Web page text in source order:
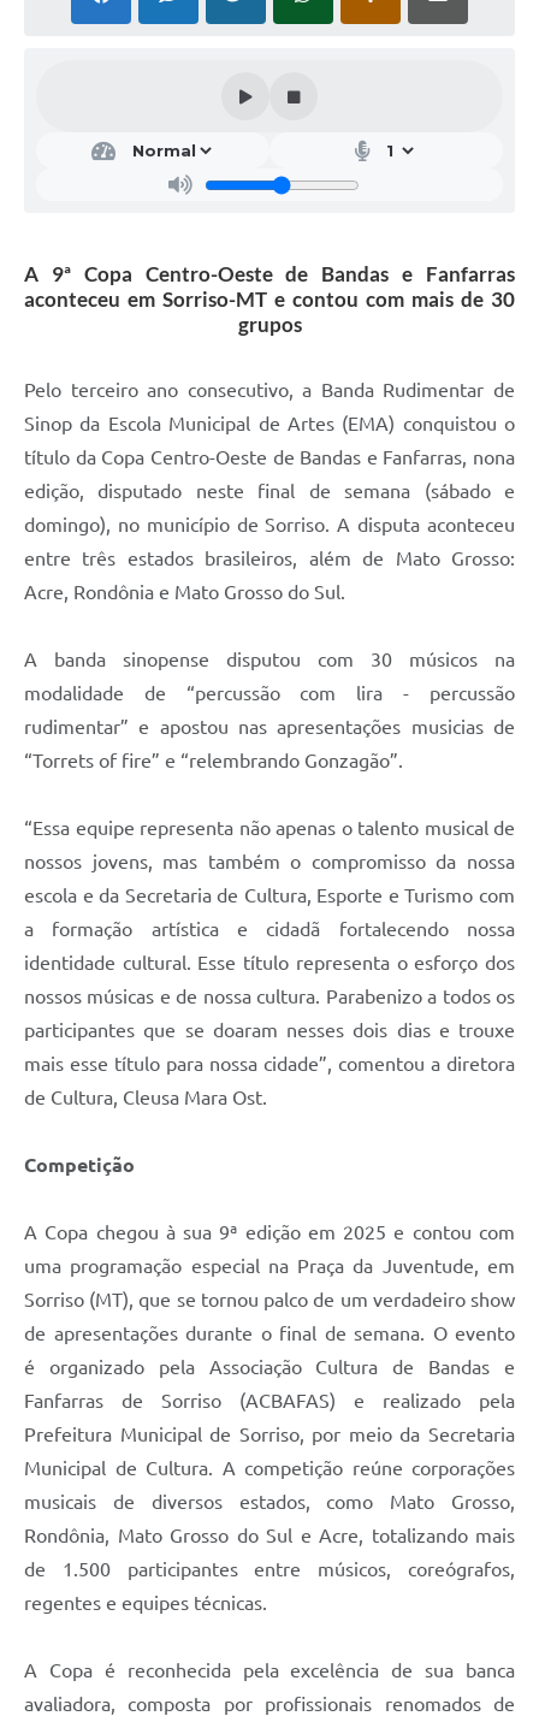
A 9ª Copa Centro-Oeste de Bandas e Fanfarras
aconteceu em Sorriso-MT e contou com mais de 30
grupos
Pelo terceiro ano consecutivo, a Banda Rudimentar de
Sinop da Escola Municipal de Artes (EMA) conquistou o
título da Copa Centro-Oeste de Bandas e Fanfarras, nona
edição, disputado neste final de semana (sábado e
domingo), no município de Sorriso. A disputa aconteceu
entre três estados brasileiros, além de Mato Grosso:
Acre, Rondônia e Mato Grosso do Sul.
A banda sinopense disputou com 30 músicos na
modalidade de “percussão com lira - percussão
rudimentar” e apostou nas apresentações musicias de
“Torrets of fire” e “relembrando Gonzagão”.
“Essa equipe representa não apenas o talento musical de
nossos jovens, mas também o compromisso da nossa
escola e da Secretaria de Cultura, Esporte e Turismo com
a formação artística e cidadã fortalecendo nossa
identidade cultural. Esse título representa o esforço dos
nossos músicas e de nossa cultura. Parabenizo a todos os
participantes que se doaram nesses dois dias e trouxe
mais esse título para nossa cidade”, comentou a diretora
de Cultura, Cleusa Mara Ost.
Competição
A Copa chegou à sua 9ª edição em 2025 e contou com
uma programação especial na Praça da Juventude, em
Sorriso (MT), que se tornou palco de um verdadeiro show
de apresentações durante o final de semana. O evento
é organizado pela Associação Cultura de Bandas e
Fanfarras de Sorriso (ACBAFAS) e realizado pela
Prefeitura Municipal de Sorriso, por meio da Secretaria
Municipal de Cultura. A competição reúne corporações
musicais de diversos estados, como Mato Grosso,
Rondônia, Mato Grosso do Sul e Acre, totalizando mais
de 1.500 participantes entre músicos, coreógrafos,
regentes e equipes técnicas.
A Copa é reconhecida pela excelência de sua banca
avaliadora, composta por profissionais renomados de